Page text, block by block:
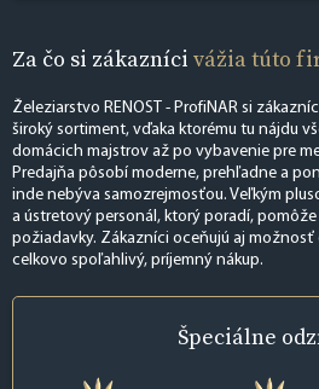
Za čo si zákazníci vážia túto
Železiarstvo RENOST - ProfiNAR si
široký sortiment, vďaka ktorému tu nájdu
domácich majstrov až po vybavenie pre
Predajňa pôsobí moderne, prehľadne a
inde nebýva samozrejmosťou. Veľkým
a ústretový personál, ktorý poradí,
požiadavky. Zákazníci oceňujú aj
celkovo spoľahlivý, príjemný nákup.
Špeciálne